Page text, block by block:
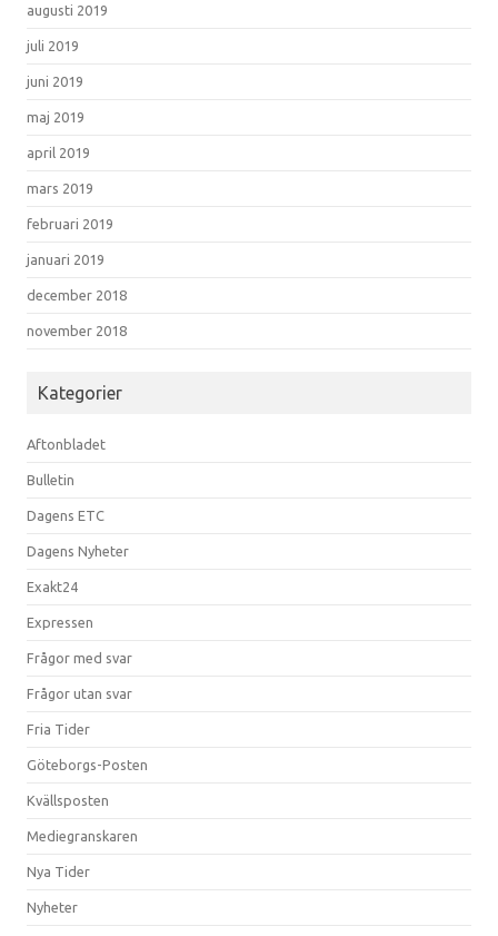
augusti 2019
juli 2019
juni 2019
maj 2019
april 2019
mars 2019
februari 2019
januari 2019
december 2018
november 2018
Kategorier
Aftonbladet
Bulletin
Dagens ETC
Dagens Nyheter
Exakt24
Expressen
Frågor med svar
Frågor utan svar
Fria Tider
Göteborgs-Posten
Kvällsposten
Mediegranskaren
Nya Tider
Nyheter